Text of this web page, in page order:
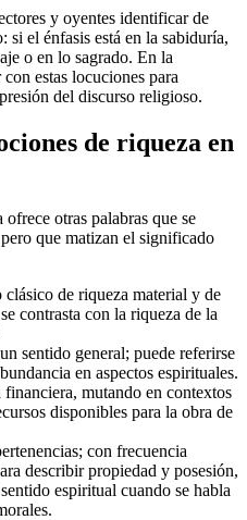
y oyentes identificar de
si el énfasis está en la sabiduría,
o en lo sagrado. En la
estas locuciones para
del discurso religioso.
de riqueza en
ofrece otras palabras que se
que matizan el significado
de riqueza material y de
contrasta con la riqueza de la
sentido general; puede referirse
en aspectos espirituales.
mutando en contextos
disponibles para la obra de
con frecuencia
describir propiedad y posesión,
espiritual cuando se habla